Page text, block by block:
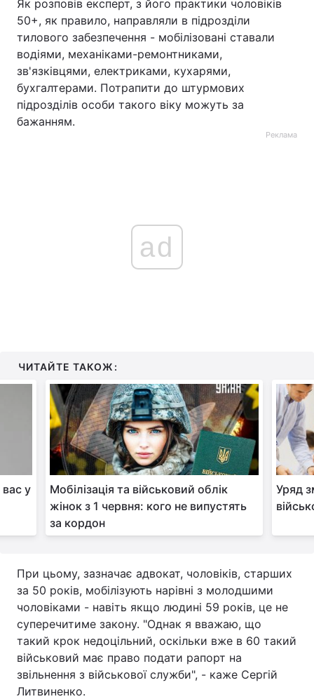
Як розповів експерт, з його практики чоловіків
50+, як правило, направляли в підрозділи
тилового забезпечення - мобілізовані ставали
водіями, механіками-ремонтниками,
зв'язківцями, електриками, кухарями,
бухгалтерами. Потрапити до штурмових
підрозділів особи такого віку можуть за
бажанням.
Реклама
ad
ЧИТАЙТЕ ТАКОЖ:
у
Мобілізація та військовий облік
жінок з 1 червня: кого не випустять
за кордон
Уряд
При цьому, зазначає адвокат, чоловіків, старших
за 50 років, мобілізують нарівні з молодшими
чоловіками - навіть якщо людині 59 років, це не
суперечитиме закону. "Однак я вважаю, що
такий крок недоцільний, оскільки вже в 60 такий
військовий має право подати рапорт на
звільнення з військової служби", - каже Сергій
Литвиненко.